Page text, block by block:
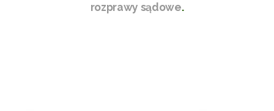
rozprawy sądowe.